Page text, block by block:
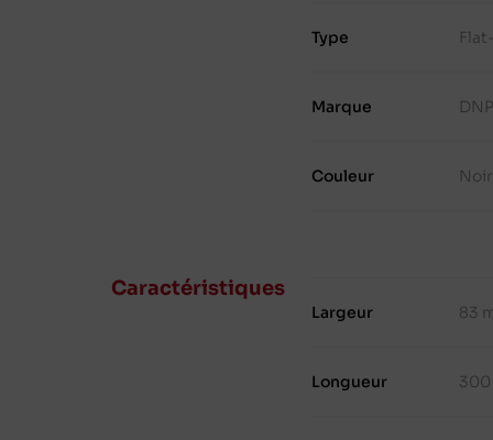
Type
Marque DNP
Couleur Noir
Caractéristiques
Largeur 83
Longueur 300